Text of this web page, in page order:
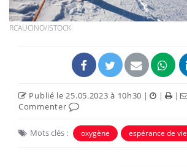
RCAUCINO/ISTOCK
Publié le 25.05.2023 à 10h30 | | |
Commenter
Mots clés : oxygène espérance de vie